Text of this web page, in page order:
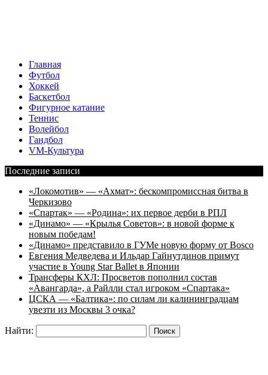
Главная
Футбол
Хоккей
Баскетбол
Фигурное катание
Теннис
Волейбол
Гандбол
VM-Культура
Последние записи
«Локомотив» — «Ахмат»: бескомпромиссная битва в
Черкизово
«Спартак» — «Родина»: их первое дерби в РПЛ
«Динамо» — «Крылья Советов»: в новой форме к
новым победам!
«Динамо» представило в ГУМе новую форму от Bosco
Евгения Медведева и Ильдар Гайнутдинов примут
участие в Young Star Ballet в Японии
Трансферы КХЛ: Просветов пополнил состав
«Авангарда», а Райлли стал игроком «Спартака»
ЦСКА — «Балтика»: по силам ли калининградцам
увезти из Москвы 3 очка?
Найти: